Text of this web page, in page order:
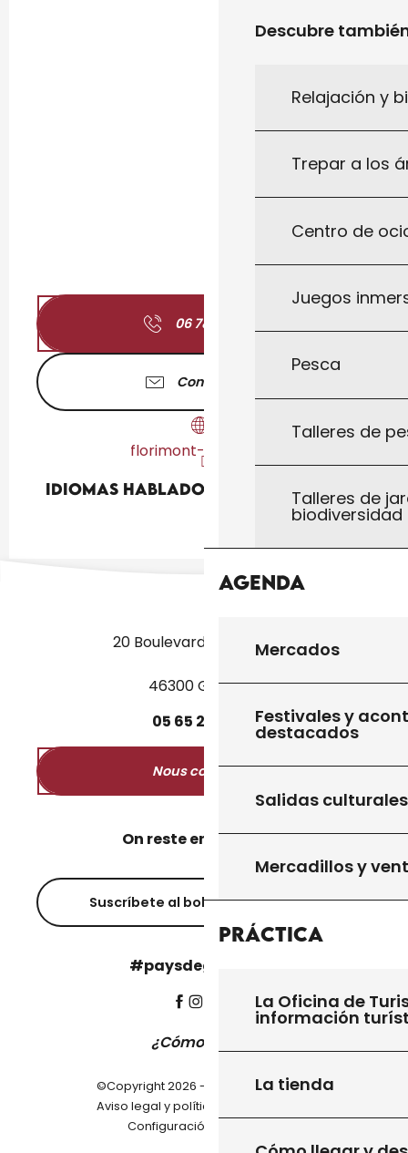
Descubre
Relajación y
Trepar a los
Centro de
Juegos
Pesca
Talleres de
Talleres de
biodiversidad
Agenda
Mercados
Festivales y
destacados
Salidas culturales
Mercadillos y
Práctica
La Oficina de
información
La tienda
06 78 19 72
Contáctenos
florimont-gaumier.fr
Idiomas hablados
Idiomas hablados
20 Boulevard des Martyrs
46300 Gourdon
05 65 27 50
Nous contacter
On reste en contact ?
Suscríbete al boletín informativo
#paysdegourdon !
¿Cómo llegar?
©Copyright 2026 - Pays de Gourdon
Aviso legal y política de privacidad
Configuración de cookies